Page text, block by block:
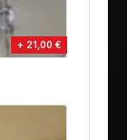
+ 21,00 €